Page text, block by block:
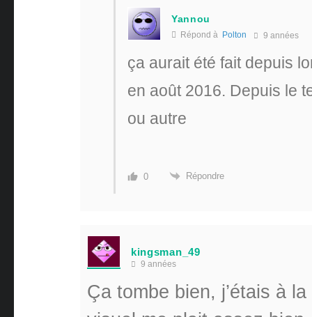
Yannou
Répond à Polton 9 années
ça aurait été fait depuis
en août 2016. Depuis le
ou autre
0 Répondre
kingsman_49
9 années
Ça tombe bien, j’étais à